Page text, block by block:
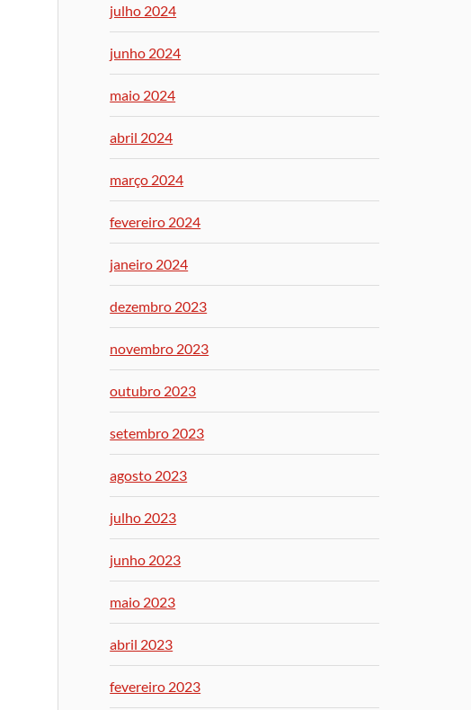
julho 2024
junho 2024
maio 2024
abril 2024
março 2024
fevereiro 2024
janeiro 2024
dezembro 2023
novembro 2023
outubro 2023
setembro 2023
agosto 2023
julho 2023
junho 2023
maio 2023
abril 2023
fevereiro 2023